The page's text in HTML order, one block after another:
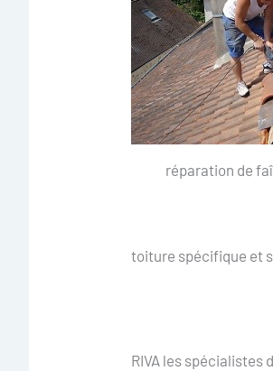
réparation de
toiture spécifique et
RIVA les spécialistes